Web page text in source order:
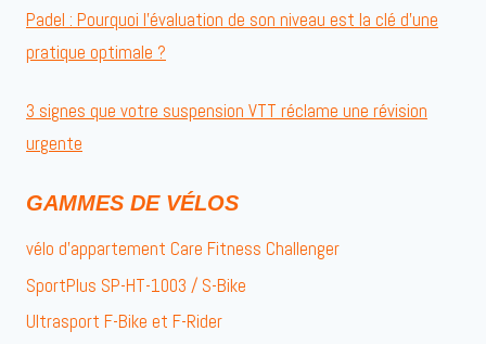
Padel : Pourquoi l’évaluation de son niveau est la clé d’une
pratique optimale ?
3 signes que votre suspension VTT réclame une révision
urgente
GAMMES DE VÉLOS
vélo d’appartement Care Fitness Challenger
SportPlus SP-HT-1003 / S-Bike
Ultrasport F-Bike et F-Rider